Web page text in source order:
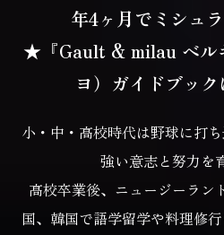
年4ヶ月でミシュ
★『Gault & milau ベル
ヨ）ガイドブック
小・中・高校時代は野球に打
強い意志と努力を
高校卒業後、ニュージーラン
国、韓国で語学留学や料理修